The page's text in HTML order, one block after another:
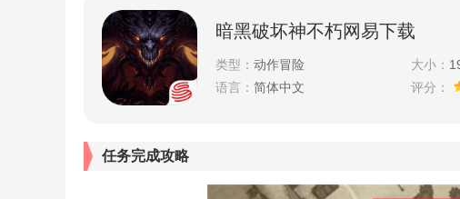
暗黑破坏神不朽网易下载
类型： 动作冒险 大小：
语言： 简体中文 评分：
任务完成攻略